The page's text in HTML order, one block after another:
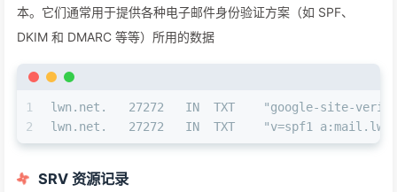
本。它们通常用于提供各种电子邮件身份验证方案（如 SPF、
DKIM 和 DMARC 等等）所用的数据
1
2
lwn.net.   27272   IN  TXT    "google-site-
lwn.net.   27272   IN  TXT    "v=spf1
SRV 资源记录